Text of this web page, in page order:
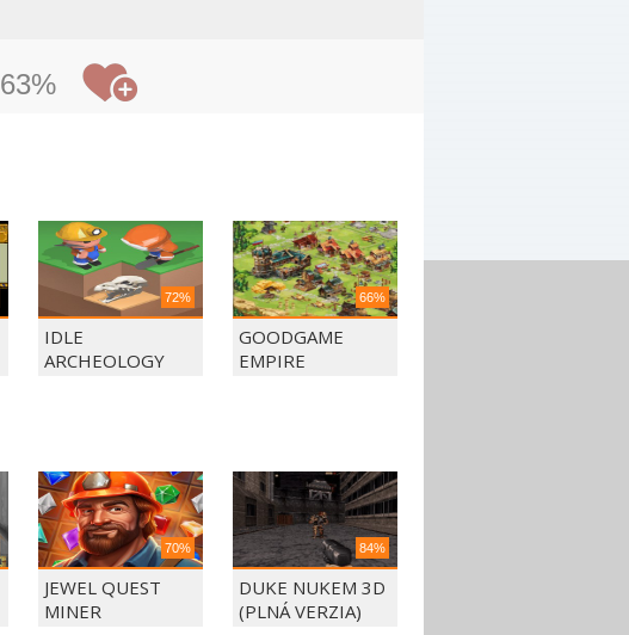
63%
72%
IDLE
ARCHEOLOGY
66%
GOODGAME
EMPIRE
70%
JEWEL QUEST
MINER
84%
DUKE NUKEM 3D
(PLNÁ VERZIA)